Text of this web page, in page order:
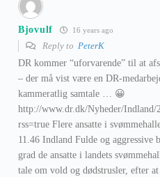
Bjovulf 16 years ago
Reply to PeterK
DR kommer “uforvarende” til at
– der må vist være en DR-
kammeratlig samtale … 😀
http://www.dr.dk/Nyheder/Indland/
rss=true Flere ansatte i
11.46 Indland Fulde og aggressive
grad de ansatte i landets
tale om vold og dødstrusler, efter